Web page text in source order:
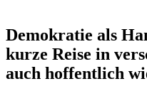
Demokratie als
kurze Reise in
auch hoffentlich